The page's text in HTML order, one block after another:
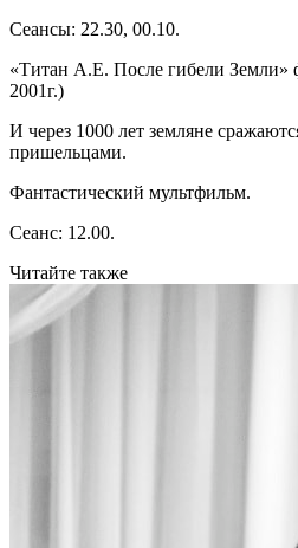
Сеансы: 22.30, 00.10.
«Титан А.Е. После гибели
2001г.)
И через 1000 лет земляне
пришельцами.
Фантастический мультфильм.
Сеанс: 12.00.
Читайте также